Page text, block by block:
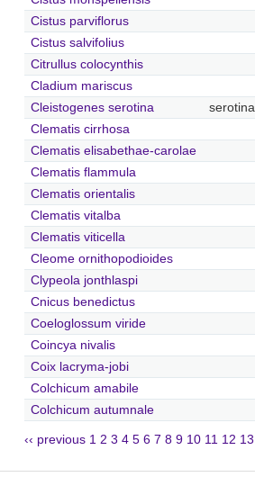
Cistus parviflorus
Cistus salvifolius
Citrullus colocynthis
Cladium mariscus
Cleistogenes serotina
serotina
Clematis cirrhosa
Clematis elisabethae-carolae
Clematis flammula
Clematis orientalis
Clematis vitalba
Clematis viticella
Cleome ornithopodioides
Clypeola jonthlaspi
Cnicus benedictus
Coeloglossum viride
Coincya nivalis
Coix lacryma-jobi
Colchicum amabile
Colchicum autumnale
‹‹ previous 1 2 3 4 5 6 7 8 9 10 11 12 13